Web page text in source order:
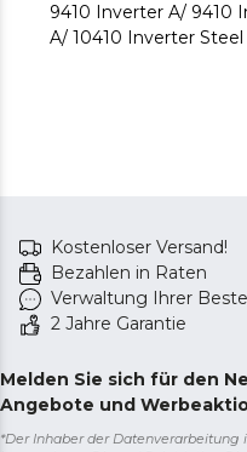
9410 Inverter A/ 9410
A/ 10410 Inverter Steel
Kostenloser Versand!
Bezahlen in Raten
Verwaltung Ihrer
2 Jahre Garantie
Melden Sie sich für den
Angebote und
*Der Inhaber der Datenverarbeitung